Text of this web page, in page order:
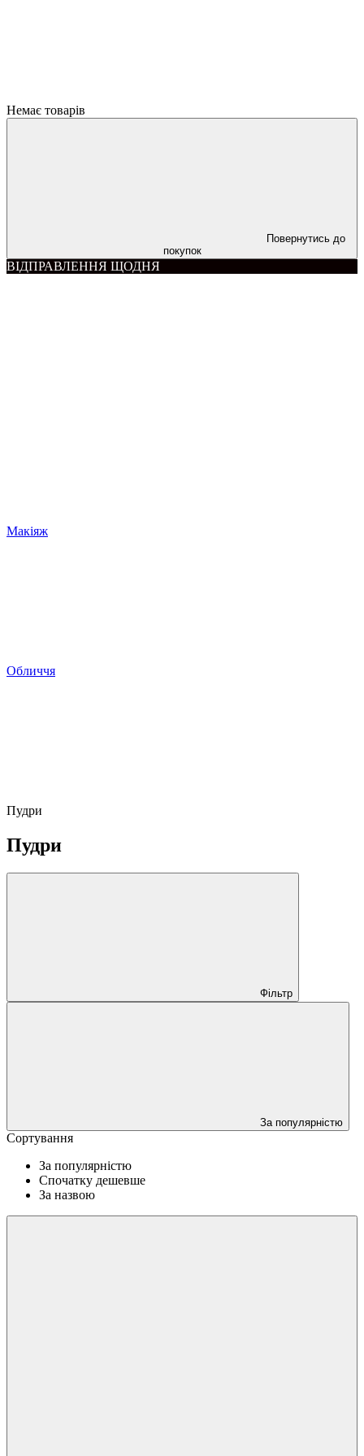
Немає товарів
Повернутись до
покупок
ВІДПРАВЛЕННЯ ЩОДНЯ
Макіяж
Обличчя
Пудри
Пудри
Фільтр
За популярністю
Сортування
За популярністю
Спочатку дешевше
За назвою